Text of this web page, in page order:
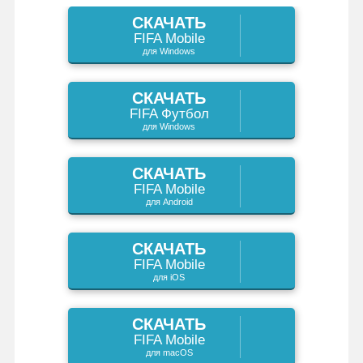
n
s
n m
и
т
ь
СКАЧАТЬ
FIFA Mobile
для Windows
СКАЧАТЬ
FIFA Футбол
для Windows
СКАЧАТЬ
FIFA Mobile
для Android
СКАЧАТЬ
FIFA Mobile
для iOS
СКАЧАТЬ
FIFA Mobile
для macOS